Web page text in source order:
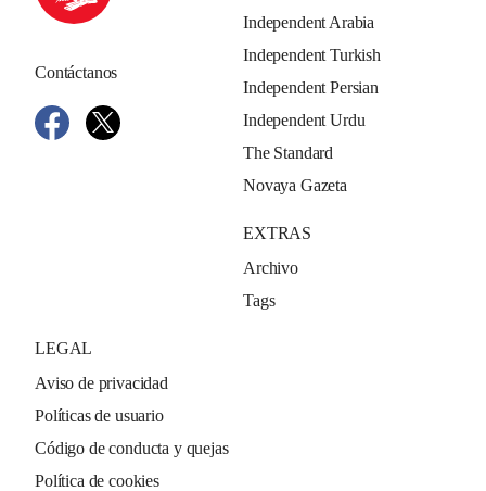
Contáctanos
Independent Arabia
Independent Turkish
Independent Persian
Independent Urdu
The Standard
Novaya Gazeta
EXTRAS
Archivo
Tags
LEGAL
Aviso de privacidad
Políticas de usuario
Código de conducta y quejas
Política de cookies